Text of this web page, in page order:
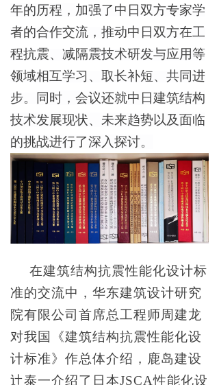
年的历程， 加强了中日双方专家学
者的合作交流，推动中日双方在工
程抗震、减隔震技术研发与应用等
领域相互学习、取长补短、共同进
步。
同时，会议还就中日建筑结构
技术发展现状、未来趋势以及面临
的挑战进行了深入探讨。
在建筑结构抗震性能化设计标
准的交流中，华东建筑设计研究
院有限公司首席总工程师周建龙
对我国《建筑结构抗震性能化设
计标准》作总体介绍，鹿岛建设
辻泰一介绍了日本JSCA性能化设